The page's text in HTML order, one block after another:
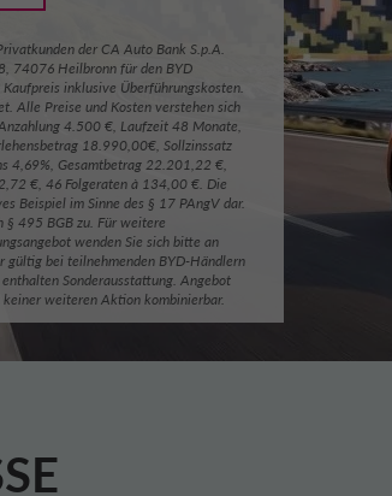
der CA Auto Bank S.p.A.
74076 Heilbronn für den BYD
inklusive Überführungskosten.
Alle Preise und Kosten verstehen sich
4.500 €, Laufzeit 48 Monate,
18.990,00€, Sollzinssatz
4,69%, Gesamtbetrag 22.201,22 €,
€, 46 Folgeraten à 134,00 €. Die
Beispiel im Sinne des § 17 PAngV dar.
§ 495 BGB zu. Für weitere
wenden Sie sich bitte an
gültig bei teilnehmenden BYD-Händlern
Sonderausstattung. Angebot
weiteren Aktion kombinierbar.